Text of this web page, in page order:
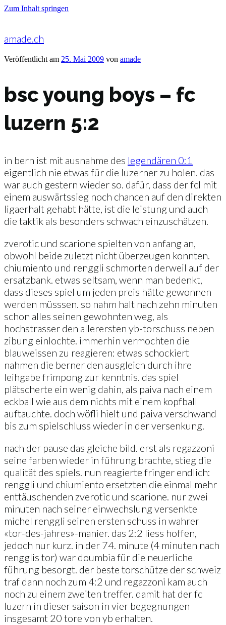
Zum Inhalt springen
amade.ch
Veröffentlicht am 25. Mai 2009 von amade
bsc young boys – fc
luzern 5:2
in bern ist mit ausnahme des legendären 0:1
eigentlich nie etwas für die luzerner zu holen. das
war auch gestern wieder so. dafür, dass der fcl mit
einem auswärtssieg noch chancen auf den direkten
ligaerhalt gehabt hätte, ist die leistung und auch
die taktik als besonders schwach einzuschätzen.
zverotic und scarione spielten von anfang an,
obwohl beide zuletzt nicht überzeugen konnten.
chiumiento und renggli schmorten derweil auf der
ersatzbank. etwas seltsam, wenn man bedenkt,
dass dieses spiel um jeden preis hätte gewonnen
werden müsssen. so nahm halt nach zehn minuten
schon alles seinen gewohnten weg, als
hochstrasser den allerersten yb-torschuss neben
zibung einlochte. immerhin vermochten die
blauweissen zu reagieren: etwas schockiert
nahmen die berner den ausgleich durch ihre
leihgabe frimpong zur kenntnis. das spiel
plätscherte ein wenig dahin, als paiva nach einem
eckball wie aus dem nichts mit einem kopfball
auftauchte. doch wöfli hielt und paiva verschwand
bis zum spielschluss wieder in der versenkung.
nach der pause das gleiche bild. erst als regazzoni
seine farben wieder in führung brachte, stieg die
qualität des spiels. nun reagierte fringer endlich:
renggli und chiumiento ersetzten die einmal mehr
enttäuschenden zverotic und scarione. nur zwei
minuten nach seiner einwechslung versenkte
michel renggli seinen ersten schuss in wahrer
«tor-des-jahres»-manier. das 2:2 liess hoffen,
jedoch nur kurz. in der 74. minute (4 minuten nach
rengglis tor) war doumbia für die neuerliche
führung besorgt. der beste torschütze der schweiz
traf dann noch zum 4:2 und regazzoni kam auch
noch zu einem zweiten treffer. damit hat der fc
luzern in dieser saison in vier begegnungen
insgesamt 20 tore von yb erhalten.